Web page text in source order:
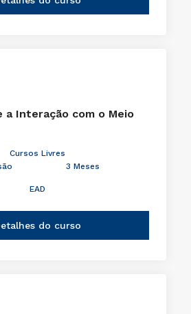
a Interação com o Meio
Cursos Livres
3 Meses
EAD
do curso